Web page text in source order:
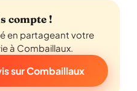
compte !
en partageant votre
à Combaillaux.
sur Combaillaux